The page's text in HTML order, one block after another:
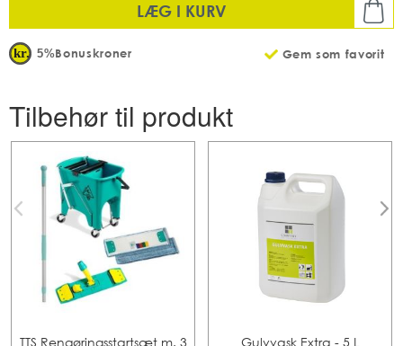
LÆG I KURV
Gem som favorit
5%Bonuskroner
Tilbehør til produkt
TTS Rengøringsstartsæt m. 3
Gulvvask Extra - 5 L